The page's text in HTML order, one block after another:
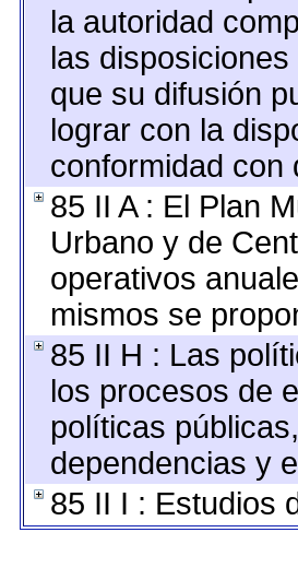
la autoridad
las
que su difusión
lograr con la
conformidad con
85 II A : El Plan
Urbano y de
operativos
mismos se
85 II H : Las
los procesos de
políticas
dependencias y
85 II I : Estudios